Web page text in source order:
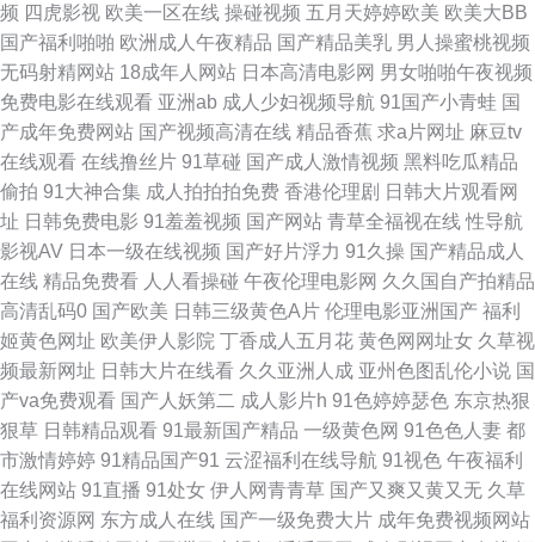
四虎导航 91传媒国产吴梦梦 高清日韩av无码网址 青青草大香蕉91 在线成人
AV 成人免费在线 黄色小网站 久草视频好吊日综合色 91黑料少妇网站 国模
视频91 亚洲69 男人av资源站 亚洲日本黄色小说网 传媒AV影视 91av福利资
源在线 抖阴在线免费观看 欧美一卡二卡 91网在线 日韩性爱综合楼 影音先锋
中文字幕无码 日韩伦理片 伊人院入口一二三 精品97无码视频 午夜最新网址
你懂得 91黑料探花在线 九草免费在线 91白虎 国产精区久久 91国产微拍 男
人的天堂网V 91国产福利地址 久久日视频资源站 91国产精品 精品福利在线
www777久久 熟女飢渴一區 91官方视频网站 91探花在线吃瓜 九九热九九 国
产AV福利 日韩中文字幕区 国产精品v日本精品 探花的搜索结果91n 久久思精
频 四虎影视 欧美一区在线 操碰视频 五月天婷婷欧美 欧美大BB
国产福利啪啪 欧洲成人午夜精品 国产精品美乳 男人操蜜桃视频
无码射精网站 18成年人网站 日本高清电影网 男女啪啪午夜视频
免费电影在线观看 亚洲ab 成人少妇视频导航 91国产小青蛙 国
产成年免费网站 国产视频高清在线 精品香蕉 求a片网址 麻豆tv
在线观看 在线撸丝片 91草碰 国产成人激情视频 黑料吃瓜精品
偷拍 91大神合集 成人拍拍拍免费 香港伦理剧 日韩大片观看网
址 日韩免费电影 91羞羞视频 国产网站 青草全福视在线 性导航
影视AV 日本一级在线视频 国产好片浮力 91久操 国产精品成人
在线 精品免费看 人人看操碰 午夜伦理电影网 久久国自产拍精品
高清乱码0 国产欧美 日韩三级黄色A片 伦理电影亚洲国产 福利
姬黄色网址 欧美伊人影院 丁香成人五月花 黄色网网址女 久草视
频最新网址 日韩大片在线看 久久亚洲人成 亚州色图乱伦小说 国
产va免费观看 国产人妖第二 成人影片h 91色婷婷瑟色 东京热狠
狠草 日韩精品观看 91最新国产精品 一级黄色网 91色色人妻 都
市激情婷婷 91精品国产91 云涩福利在线导航 91视色 午夜福利
在线网站 91直播 91处女 伊人网青青草 国产又爽又黄又无 久草
福利资源网 东方成人在线 国产一级免费大片 成年免费视频网站